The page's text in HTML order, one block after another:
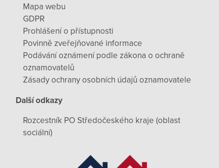
Mapa webu
GDPR
Prohlášení o přístupnosti
Povinně zveřejňované informace
Podávání oznámení podle zákona o ochraně
oznamovatelů
Zásady ochrany osobních údajů oznamovatele
Další odkazy
Rozcestník PO Středočeského kraje (oblast
sociální)